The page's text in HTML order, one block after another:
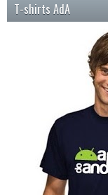
T-shirts AdA